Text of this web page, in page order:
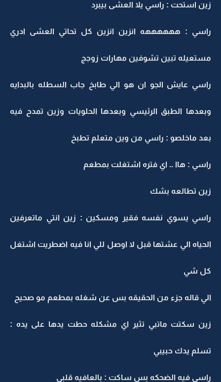
زين استحت : راسي يلا العشى بيبرد
راسي : ههههههه انزين انزين كل تحاتي العشى ادري
مستعيله تبين تشوفين مهارات زوجج
راسي عايش الجو ان هو الي طابخ جاب السطله بالبدايه
وبعدها الطبق الرئيسي وبعدها الحلويات وزين تمدح فيه
بعد ماخلصو : راسي من وين متعلم تطبخ
راسي : هاا .. اي فتره اشتغلت بمطعم
زين تطالعه بشك
راسي يسوي نفسه فقير ومسكين : زين انتي ماتعرفين
الحياه الي عشتها قبل لا اوصل للي انا فيه اضطريت اشتغل
كل شي
الي قاله جزء من الحقيقه بس عن شغله بمطعم مو صحيح
زين سكتت ماتبي تثير اي مشكله حطت يدها على يده :
تسلم يدك حبيبي
راسي فيه الضحكه بس ساكت : بالعافيه قلبي